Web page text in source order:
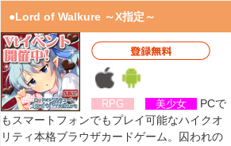
●Lord of Walkure ～X指定～
RPG 美少女
PCで
もスマートフォンでもプレイ可能なハイクオ
リティ本格ブラウザカードゲーム。囚われの